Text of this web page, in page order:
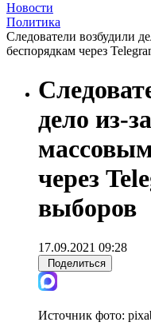
Новости
Политика
Следователи возбудили
беспорядкам через
дело из-
через
выборов
17.09.2021 09:28
Поделиться
Источник фото: